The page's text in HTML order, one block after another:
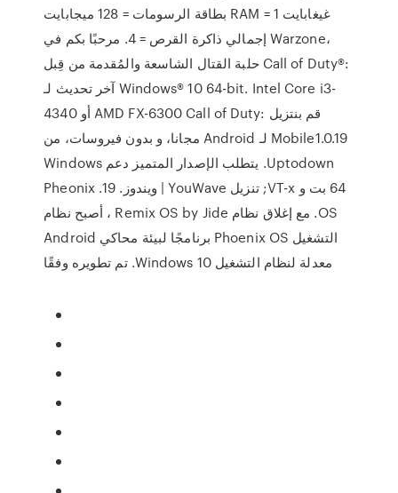
بطاقة الرسومات = 128 ميجابايت RAM = 1 غيغابايت
إجمالي ذاكرة القرص = 4. مرحبًا بكم في Warzone،
حلبة القتال الشاسعة والمُقدمة من قِبل Call of Duty®:
آخر تحديث لـ Windows® 10 64-bit. Intel Core i3-
4340 أو AMD FX-6300 ‫قم بنتزيل Call of Duty:
Mobile1.0.19 لـ Android مجانا، و بدون فيروسات، من
Uptodown. يتطلب الإصدار المتميز دعم Windows
64 بت و VT-x; تنزيل YouWave | ويندوز. 19. Pheonix
OS. مع إغلاق نظام Remix OS by Jide ، أصبح نظام
التشغيل Phoenix OS برنامجًا لبيئة محاكي Android
معدلة لنظام التشغيل Windows 10. تم تطويره وفقًا